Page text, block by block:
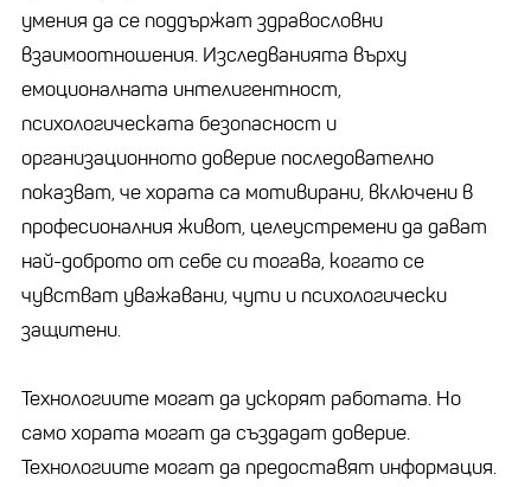
умения да се поддържат здравословни
взаимоотношения. Изследванията върху
емоционалната интелигентност,
психологическата безопасност и
организационното доверие последователно
показват, че хората са мотивирани, включени в
професионалния живот, целеустремени да дават
най-доброто от себе си тогава, когато се
чувстват уважавани, чути и психологически
защитени.
Технологиите могат да ускорят работата. Но
само хората могат да създадат доверие.
Технологиите могат да предоставят информация.